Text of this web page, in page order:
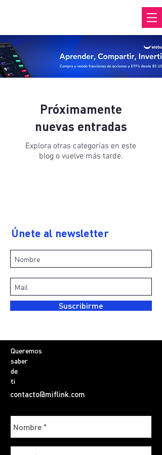
Próximamente
nuevas entradas
Explora otras categorías en este
blog o vuelve más tarde.
Únete al newsletter
Suscribirme
Queremos
saber
de
ti
contacto@miflink.com